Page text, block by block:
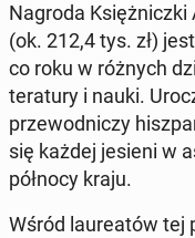
Nagroda
(ok. 212,4 tys. zł)
co roku w różnych
te­ra­tu­ry i nauki.
prze­wod­ni­czy
się każdej jesieni w
północy kraju.
Wśród lau­re­atów tej